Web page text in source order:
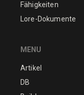
Fähigkeiten
Lore-Dokumente
MENU
Artikel
DB